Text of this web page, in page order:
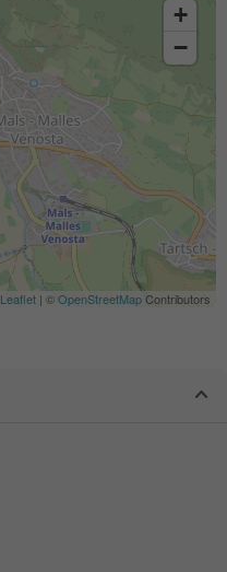
+
−
Leaflet | ©OpenStreetMapContributors